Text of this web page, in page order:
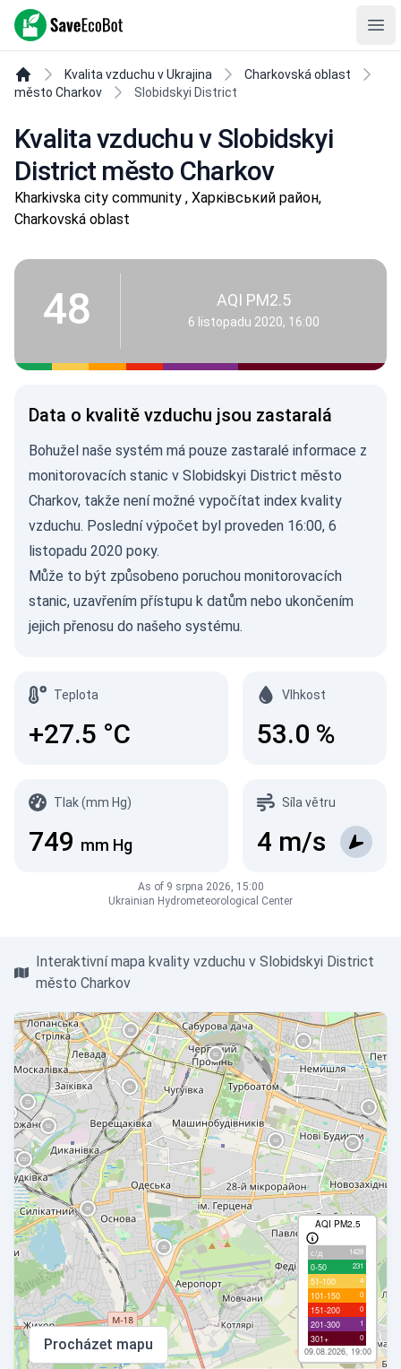
SaveEcoBot
Kvalita vzduchu v Ukrajina
Charkovská oblast
město Charkov
Slobidskyi District
Kvalita vzduchu v Slobidskyi
District město Charkov
Kharkivska city community , Харківський район,
Charkovská oblast
48 AQI PM2.5
6 listopadu 2020, 16:00
Data o kvalitě vzduchu jsou zastaralá
Bohužel naše systém má pouze zastaralé informace z
monitorovacích stanic v Slobidskyi District město
Charkov, takže není možné vypočítat index kvality
vzduchu. Poslední výpočet byl proveden 16:00, 6
listopadu 2020 року.
Může to být způsobeno poruchou monitorovacích
stanic, uzavřením přístupu k datům nebo ukončením
jejich přenosu do našeho systému.
Teplota
+27.5 °C
Vlhkost
53.0 %
Tlak (mm Hg)
749 mm Hg
Síla větru
4 m/s
As of 9 srpna 2026, 15:00
Ukrainian Hydrometeorological Center
Interaktivní mapa kvality vzduchu v Slobidskyi District
město Charkov
AQI PM2.5
с/д 1428
0-50 231
51-100 4
101-150 0
151-200 0
201-300 1
301+ 0
09.08.2026, 19:00
Procházet mapu